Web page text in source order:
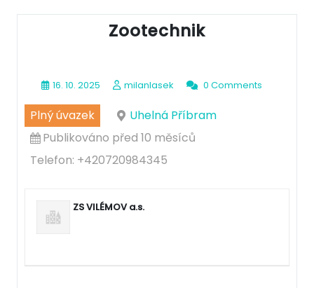
Zootechnik
16. 10. 2025 milanlasek 0 Comments
Plný úvazek
Uhelná Příbram
Publikováno před 10 měsíců
Telefon: +420720984345
ZS VILÉMOV a.s.